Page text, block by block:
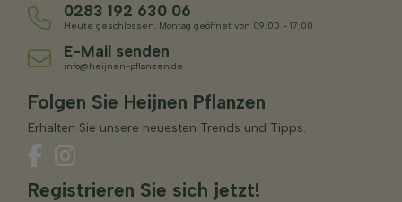
0283 192 630 06
Heute geschlossen. Montag geöffnet von 09:00 - 17:00
E-Mail senden
info@heijnen-pflanzen.de
Folgen Sie Heijnen Pflanzen
Erhalten Sie unsere neuesten Trends und Tipps.
Registrieren Sie sich jetzt!